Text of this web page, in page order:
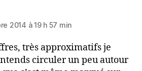
2014 à 19 h 57 min
très approximatifs je
circuler un peu autour